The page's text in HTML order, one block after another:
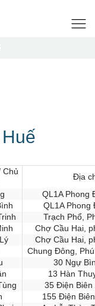
Chủ
Địa
QL1A Phong
QL1A Phong
Trạch Phổ,
Chợ Cầu Hai,
Chợ Cầu Hai,
Chung Đông,
30 Ngự
13 Hàn
35 Điện Biên
155 Điện